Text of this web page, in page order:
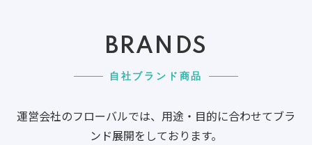
BRANDS
自社ブランド商品
運営会社のフローバルでは、用途・目的に合わせてブラ
ンド展開をしております。